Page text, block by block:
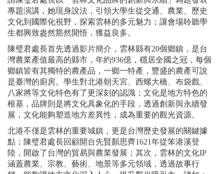
專題演講，她現身說法，引領大學生從交通、農業、歷史
文化到國際化視野，探索雲林的多元魅力；讓會場聆聽學
生都興致盎然豁然開悟，獲益良多。
陳璧君處長首先透過影片簡介，雲林縣有20個鄉鎮，是台
灣農業產值最高的縣市，年約936億，穩居全國之冠，每個
鄉鎮皆有其獨特的農產品，一鄉一特產，豐盛的農產可說
是臺灣的廚房。學生對北港朝天宮、西螺大橋、布袋戲、
八家將等文化特色有了更深刻的認識；文化是地方特色的
根基，品牌則是將文化具象化的手段，透過創新與永續發
展，文化能夠塑造地方差異性，成為重要的觀光資源。
北港不僅是雲林的重要城鎮，更是台灣歷史發展的關鍵據
點；陳璧君處長回顧開台先賢顏思齊1621年從笨港溪登
陸，開啟了台灣的貿易與農業發展；其次，雲林的文化IP
涵蓋農業、宗教、藝術、地景等多元領域，透過故事行